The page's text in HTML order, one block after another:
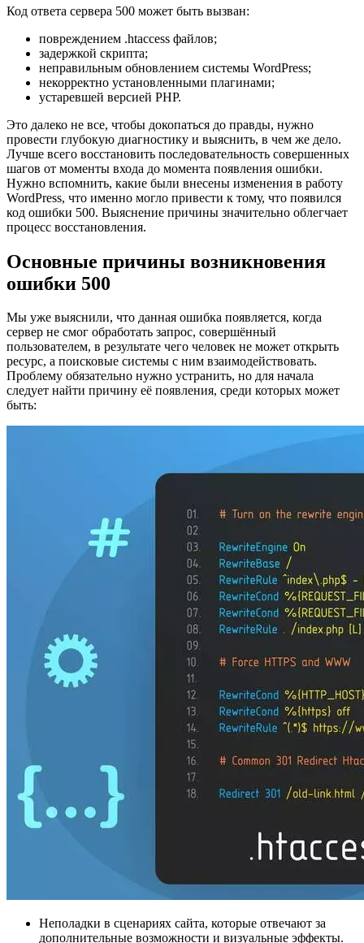
Код ответа сервера 500 может быть вызван:
повреждением .htaccess файлов;
задержкой скрипта;
неправильным обновлением системы WordPress;
некорректно установленными плагинами;
устаревшей версией PHP.
Это далеко не все, чтобы докопаться до правды, нужно
провести глубокую диагностику и выяснить, в чем же дело.
Лучше всего восстановить последовательность совершенных
шагов от моменты входа до момента появления ошибки.
Нужно вспомнить, какие были внесены изменения в работу
WordPress, что именно могло привести к тому, что появился
код ошибки 500. Выяснение причины значительно облегчает
процесс восстановления.
Основные причины возникновения
ошибки 500
Мы уже выяснили, что данная ошибка появляется, когда
сервер не смог обработать запрос, совершённый
пользователем, в результате чего человек не может открыть
ресурс, а поисковые системы с ним взаимодействовать.
Проблему обязательно нужно устранить, но для начала
следует найти причину её появления, среди которых может
быть:
Неполадки в сценариях сайта, которые отвечают за
дополнительные возможности и визуальные эффекты.